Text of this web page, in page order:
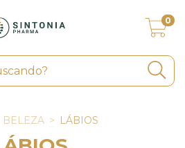
0
BELEZA > LÁBIOS